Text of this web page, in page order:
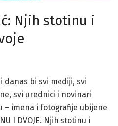
Njih stotinu i
danas bi svi mediji, svi
svi urednici i novinari
– imena i fotografije ubijene
I DVOJE. Njih stotinu i